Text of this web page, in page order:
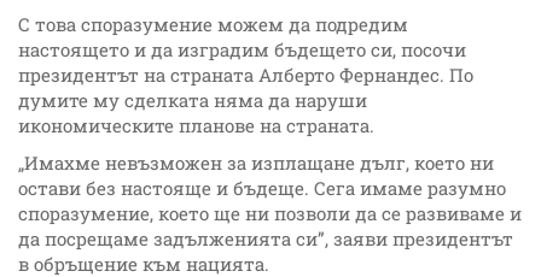
С това споразумение можем да подредим
настоящето и да изградим бъдещето си, посочи
президентът на страната Алберто Фернандес. По
думите му сделката няма да наруши
икономическите планове на страната.
„Имахме невъзможен за изплащане дълг, което ни
остави без настояще и бъдеще. Сега имаме разумно
споразумение, което ще ни позволи да се развиваме и
да посрещаме задълженията си”, заяви президентът
в обръщение към нацията.